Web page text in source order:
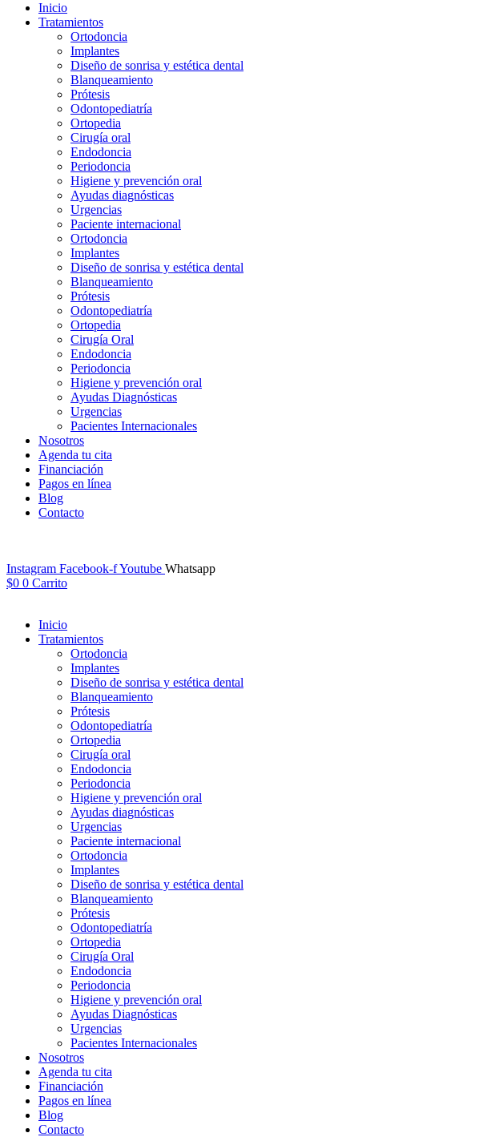
Inicio
Tratamientos
Ortodoncia
Implantes
Diseño de sonrisa y estética dental
Blanqueamiento
Prótesis
Odontopediatría
Ortopedia
Cirugía oral
Endodoncia
Periodoncia
Higiene y prevención oral
Ayudas diagnósticas
Urgencias
Paciente internacional
Ortodoncia
Implantes
Diseño de sonrisa y estética dental
Blanqueamiento
Prótesis
Odontopediatría
Ortopedia
Cirugía Oral
Endodoncia
Periodoncia
Higiene y prevención oral
Ayudas Diagnósticas
Urgencias
Pacientes Internacionales
Nosotros
Agenda tu cita
Financiación
Pagos en línea
Blog
Contacto
Instagram Facebook-fYoutube Whatsapp
$0 0 Carrito
Inicio
Tratamientos
Ortodoncia
Implantes
Diseño de sonrisa y estética dental
Blanqueamiento
Prótesis
Odontopediatría
Ortopedia
Cirugía oral
Endodoncia
Periodoncia
Higiene y prevención oral
Ayudas diagnósticas
Urgencias
Paciente internacional
Ortodoncia
Implantes
Diseño de sonrisa y estética dental
Blanqueamiento
Prótesis
Odontopediatría
Ortopedia
Cirugía Oral
Endodoncia
Periodoncia
Higiene y prevención oral
Ayudas Diagnósticas
Urgencias
Pacientes Internacionales
Nosotros
Agenda tu cita
Financiación
Pagos en línea
Blog
Contacto